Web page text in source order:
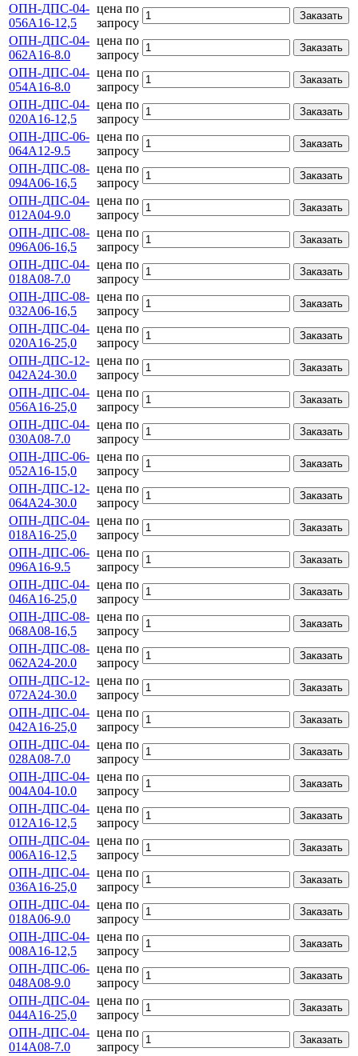
ОПН-ДПС-04-
056А16-12,5
цена по
запросу
Заказать
ОПН-ДПС-04-
062А16-8.0
цена по
запросу
Заказать
ОПН-ДПС-04-
054А16-8.0
цена по
запросу
Заказать
ОПН-ДПС-04-
020А16-12,5
цена по
запросу
Заказать
ОПН-ДПС-06-
064А12-9.5
цена по
запросу
Заказать
ОПН-ДПС-08-
094А06-16,5
цена по
запросу
Заказать
ОПН-ДПС-04-
012А04-9.0
цена по
запросу
Заказать
ОПН-ДПС-08-
096А06-16,5
цена по
запросу
Заказать
ОПН-ДПС-04-
018А08-7.0
цена по
запросу
Заказать
ОПН-ДПС-08-
032А06-16,5
цена по
запросу
Заказать
ОПН-ДПС-04-
020А16-25,0
цена по
запросу
Заказать
ОПН-ДПС-12-
042А24-30.0
цена по
запросу
Заказать
ОПН-ДПС-04-
056А16-25,0
цена по
запросу
Заказать
ОПН-ДПС-04-
030А08-7.0
цена по
запросу
Заказать
ОПН-ДПС-06-
052А16-15,0
цена по
запросу
Заказать
ОПН-ДПС-12-
064А24-30.0
цена по
запросу
Заказать
ОПН-ДПС-04-
018А16-25,0
цена по
запросу
Заказать
ОПН-ДПС-06-
096А16-9.5
цена по
запросу
Заказать
ОПН-ДПС-04-
046А16-25,0
цена по
запросу
Заказать
ОПН-ДПС-08-
068А08-16,5
цена по
запросу
Заказать
ОПН-ДПС-08-
062А24-20.0
цена по
запросу
Заказать
ОПН-ДПС-12-
072А24-30.0
цена по
запросу
Заказать
ОПН-ДПС-04-
042А16-25,0
цена по
запросу
Заказать
ОПН-ДПС-04-
028А08-7.0
цена по
запросу
Заказать
ОПН-ДПС-04-
004А04-10.0
цена по
запросу
Заказать
ОПН-ДПС-04-
012А16-12,5
цена по
запросу
Заказать
ОПН-ДПС-04-
006А16-12,5
цена по
запросу
Заказать
ОПН-ДПС-04-
036А16-25,0
цена по
запросу
Заказать
ОПН-ДПС-04-
018А06-9.0
цена по
запросу
Заказать
ОПН-ДПС-04-
008А16-12,5
цена по
запросу
Заказать
ОПН-ДПС-06-
048А08-9.0
цена по
запросу
Заказать
ОПН-ДПС-04-
044А16-25,0
цена по
запросу
Заказать
ОПН-ДПС-04-
014А08-7.0
цена по
запросу
Заказать